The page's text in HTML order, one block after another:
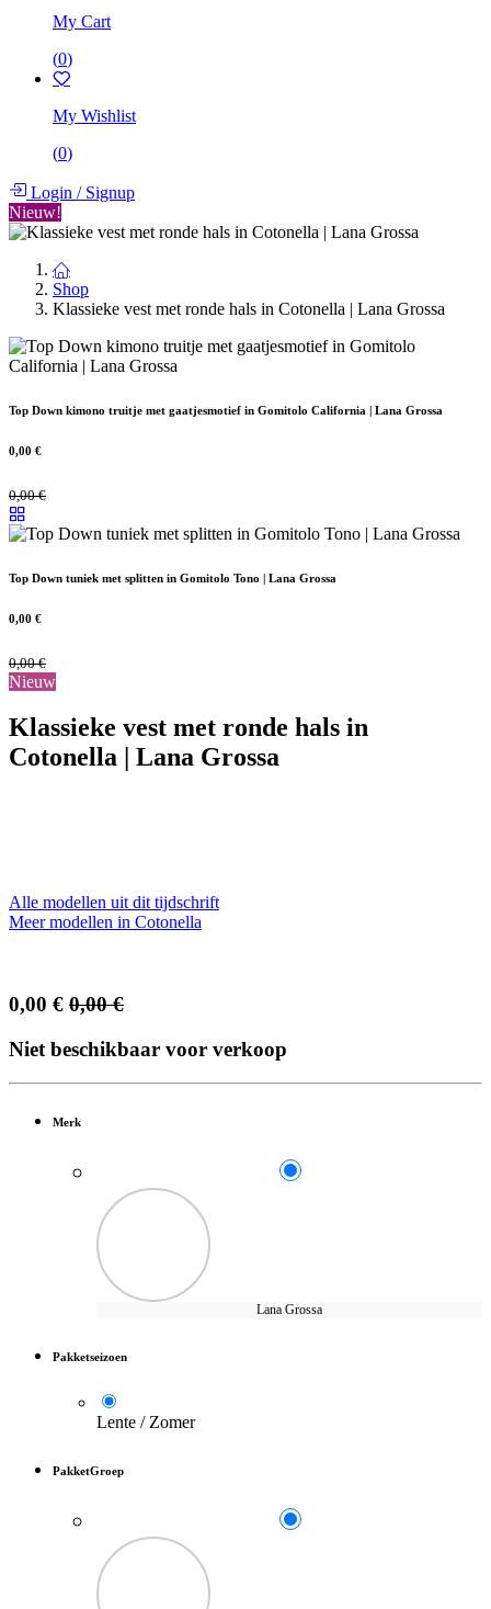
My Cart
(0)
My Wishlist
(0)
Login /Signup
Nieuw!
Shop
Klassieke vest met ronde hals in Cotonella | Lana Grossa
Top Down kimono truitje met gaatjesmotief in Gomitolo California | Lana Grossa
0,00 €
0,00€
Top Down tuniek met splitten in Gomitolo Tono | Lana Grossa
0,00 €
0,00€
Nieuw
Klassieke vest met ronde hals in
Cotonella | Lana Grossa
Alle modellen uit dit tijdschrift
Meer modellen in Cotonella
0,00 € 0,00€
Niet beschikbaar voor verkoop
Merk
Lana Grossa
Pakketseizoen
Lente / Zomer
PakketGroep